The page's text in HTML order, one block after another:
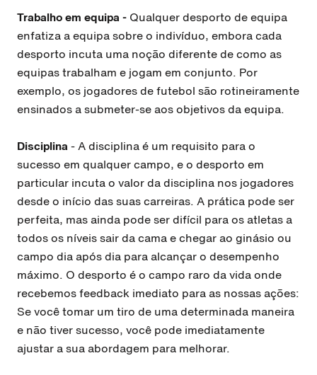
Trabalho em equipa - Qualquer desporto de equipa
enfatiza a equipa sobre o indivíduo, embora cada
desporto incuta uma noção diferente de como as
equipas trabalham e jogam em conjunto. Por
exemplo, os jogadores de futebol são rotineiramente
ensinados a submeter-se aos objetivos da equipa.
Disciplina- A disciplina é um requisito para o
sucesso em qualquer campo, e o desporto em
particular incuta o valor da disciplina nos jogadores
desde o início das suas carreiras. A prática pode ser
perfeita, mas ainda pode ser difícil para os atletas a
todos os níveis sair da cama e chegar ao ginásio ou
campo dia após dia para alcançar o desempenho
máximo. O desporto é o campo raro da vida onde
recebemos feedback imediato para as nossas ações:
Se você tomar um tiro de uma determinada maneira
e não tiver sucesso, você pode imediatamente
ajustar a sua abordagem para melhorar.